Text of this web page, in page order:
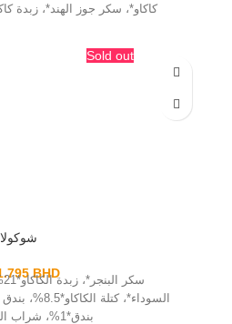
كاكاو*، سكر جوز الهند*، زبدة
Sold out
BHD
بندق*1%، شراب الجلوكوز*، شراب الكراميل*)،